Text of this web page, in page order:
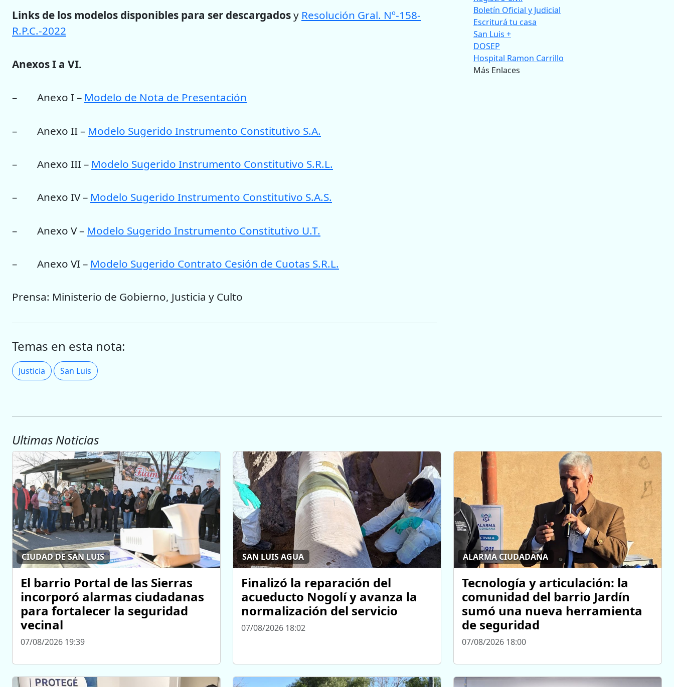
Links de los modelos disponibles para ser descargadosy Resolución Gral. Nº-158-
R.P.C.-2022
Anexos I a VI.
– Anexo I – Modelo de Nota de Presentación
– Anexo II – Modelo Sugerido Instrumento Constitutivo S.A.
– Anexo III – Modelo Sugerido Instrumento Constitutivo S.R.L.
– Anexo IV – Modelo Sugerido Instrumento Constitutivo S.A.S.
– Anexo V – Modelo Sugerido Instrumento Constitutivo U.T.
– Anexo VI – Modelo Sugerido Contrato Cesión de Cuotas S.R.L.
Prensa: Ministerio de Gobierno, Justicia y Culto
Temas en esta nota:
Justicia San Luis
Boletín Oficial y Judicial
Escriturá tu casa
San Luis +
DOSEP
Hospital Ramon Carrillo
Más Enlaces
Ultimas Noticias
CIUDAD DE SAN LUIS
El barrio Portal de las Sierras
incorporó alarmas ciudadanas
para fortalecer la seguridad
vecinal
07/08/2026 19:39
SAN LUIS AGUA
Finalizó la reparación del
acueducto Nogolí y avanza la
normalización del servicio
07/08/2026 18:02
ALARMA CIUDADANA
Tecnología y articulación: la
comunidad del barrio Jardín
sumó una nueva herramienta
de seguridad
07/08/2026 18:00